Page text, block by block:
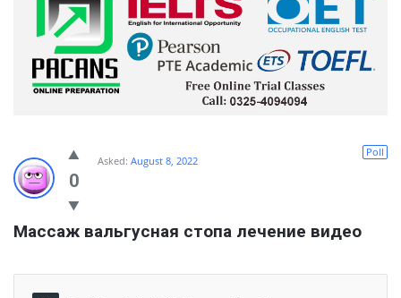
0
Poll
Asked: August 8, 2022
Массаж вальгусная стопа лечение видео